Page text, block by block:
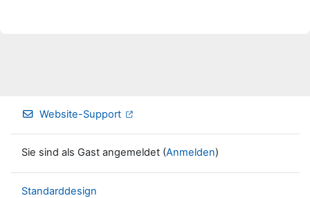
Website-Support
Sie sind als Gast angemeldet (Anmelden)
Standarddesign